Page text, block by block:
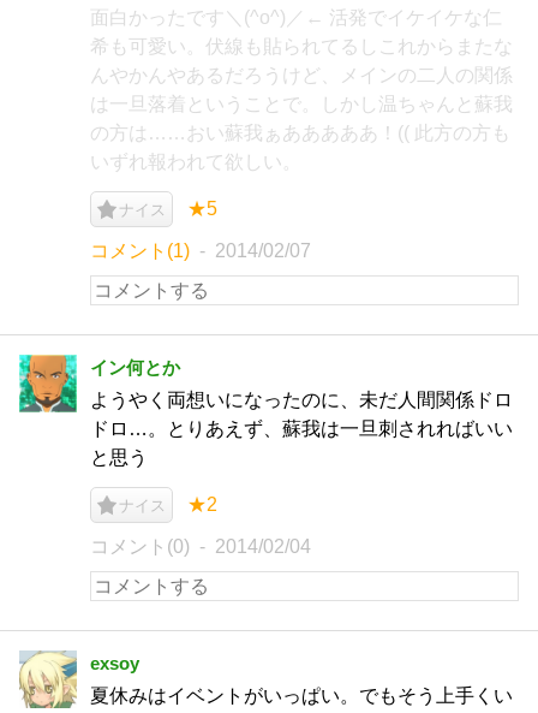
面白かったです＼(^o^)／← 活発でイケイケな仁
希も可愛い。伏線も貼られてるしこれからまたな
んやかんやあるだろうけど、メインの二人の関係
は一旦落着ということで。しかし温ちゃんと蘇我
の方は……おい蘇我ぁあああああ！(( 此方の方も
いずれ報われて欲しい。
ナイス ★5
コメント(1) 2014/02/07
イン何とか
ようやく両想いになったのに、未だ人間関係ドロ
ドロ…。とりあえず、蘇我は一旦刺されればいい
と思う
ナイス ★2
コメント(0) 2014/02/04
exsoy
夏休みはイベントがいっぱい。でもそう上手くい